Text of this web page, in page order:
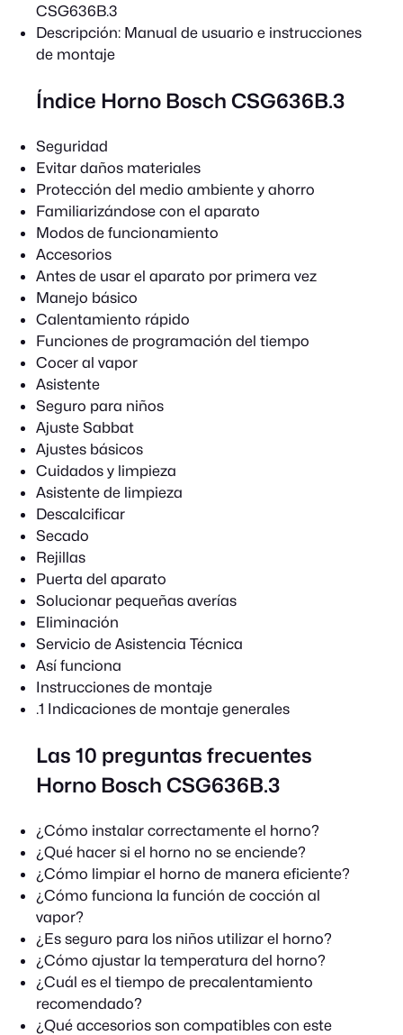
CSG636B.3
Descripción: Manual de usuario e instrucciones
de montaje
Índice Horno Bosch CSG636B.3
Seguridad
Evitar daños materiales
Protección del medio ambiente y ahorro
Familiarizándose con el aparato
Modos de funcionamiento
Accesorios
Antes de usar el aparato por primera vez
Manejo básico
Calentamiento rápido
Funciones de programación del tiempo
Cocer al vapor
Asistente
Seguro para niños
Ajuste Sabbat
Ajustes básicos
Cuidados y limpieza
Asistente de limpieza
Descalcificar
Secado
Rejillas
Puerta del aparato
Solucionar pequeñas averías
Eliminación
Servicio de Asistencia Técnica
Así funciona
Instrucciones de montaje
.1 Indicaciones de montaje generales
Las 10 preguntas frecuentes
Horno Bosch CSG636B.3
¿Cómo instalar correctamente el horno?
¿Qué hacer si el horno no se enciende?
¿Cómo limpiar el horno de manera eficiente?
¿Cómo funciona la función de cocción al
vapor?
¿Es seguro para los niños utilizar el horno?
¿Cómo ajustar la temperatura del horno?
¿Cuál es el tiempo de precalentamiento
recomendado?
¿Qué accesorios son compatibles con este